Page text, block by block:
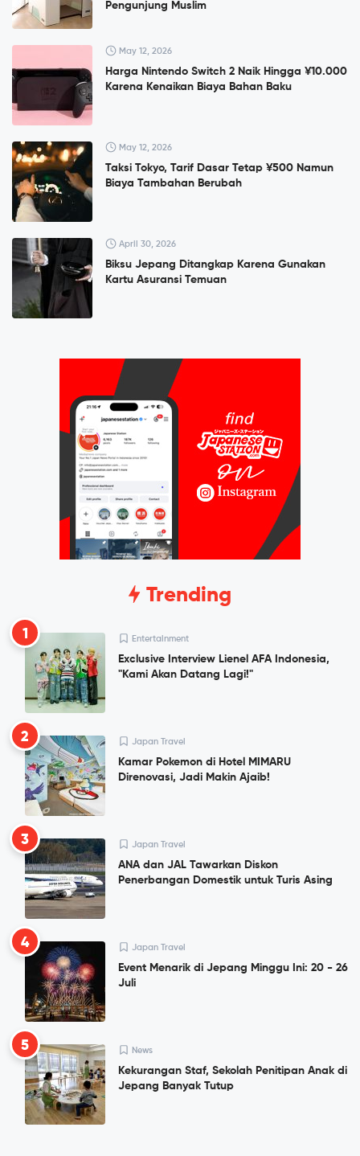
Pengunjung Muslim
May 12, 2026
Harga Nintendo Switch 2 Naik Hingga ¥10.000
Karena Kenaikan Biaya Bahan Baku
May 12, 2026
Taksi Tokyo, Tarif Dasar Tetap ¥500 Namun
Biaya Tambahan Berubah
April 30, 2026
Biksu Jepang Ditangkap Karena Gunakan
Kartu Asuransi Temuan
Trending
1 Entertainment
Exclusive Interview Lienel AFA Indonesia,
"Kami Akan Datang Lagi!"
2 Japan Travel
Kamar Pokemon di Hotel MIMARU
Direnovasi, Jadi Makin Ajaib!
3 Japan Travel
ANA dan JAL Tawarkan Diskon
Penerbangan Domestik untuk Turis Asing
4 Japan Travel
Event Menarik di Jepang Minggu Ini: 20 - 26
Juli
5 News
Kekurangan Staf, Sekolah Penitipan Anak di
Jepang Banyak Tutup